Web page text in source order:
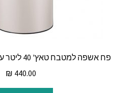
פח אשפה למטבח טאץ' 40 ליטר עגול שמנת MELICONI
₪ 440.00